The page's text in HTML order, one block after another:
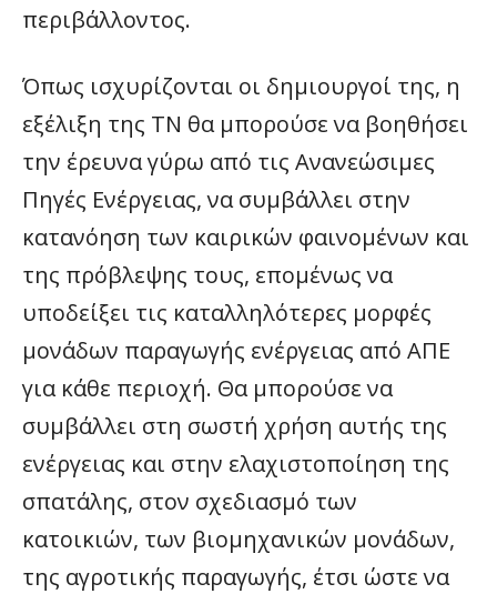
περιβάλλοντος.
Όπως ισχυρίζονται οι δημιουργοί της, η
εξέλιξη της ΤΝ θα μπορούσε να βοηθήσει
την έρευνα γύρω από τις Ανανεώσιμες
Πηγές Ενέργειας, να συμβάλλει στην
κατανόηση των καιρικών φαινομένων και
της πρόβλεψης τους, επομένως να
υποδείξει τις καταλληλότερες μορφές
μονάδων παραγωγής ενέργειας από ΑΠΕ
για κάθε περιοχή. Θα μπορούσε να
συμβάλλει στη σωστή χρήση αυτής της
ενέργειας και στην ελαχιστοποίηση της
σπατάλης, στον σχεδιασμό των
κατοικιών, των βιομηχανικών μονάδων,
της αγροτικής παραγωγής, έτσι ώστε να